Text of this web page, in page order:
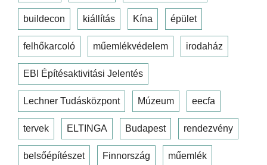
buildecon kiállítás Kína épület
felhőkarcoló műemlékvédelem irodaház
EBI Építésaktivitási Jelentés
Lechner Tudásközpont Múzeum eecfa
tervek ELTINGA Budapest rendezvény
belsőépítészet Finnország műemlék